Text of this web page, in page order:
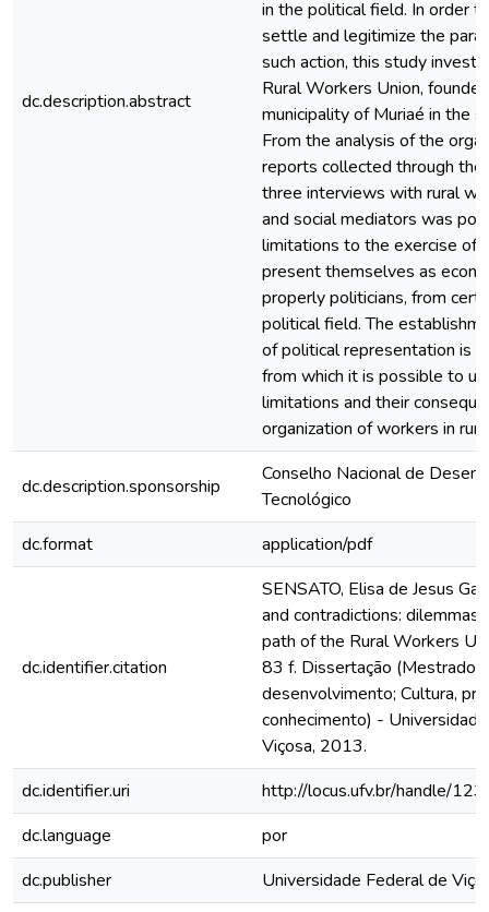
dc.description.abstract
in the political field. In order
settle and legitimize the
such action, this study
Rural Workers Union,
municipality of Muriaé in the
From the analysis of the
reports collected through
three interviews with rural
and social mediators was
limitations to the exercise of
present themselves as
properly politicians, from
political field. The
of political representation is
from which it is possible to
limitations and their
organization of workers in
dc.description.sponsorship
Conselho Nacional de
Tecnológico
dc.format
application/pdf
dc.identifier.citation
SENSATO, Elisa de Jesus
and contradictions: dilemmas
path of the Rural Workers
83 f. Dissertação (Mestrado
desenvolvimento; Cultura,
conhecimento) -
Viçosa, 2013.
dc.identifier.uri
http://locus.ufv.br/handle/
dc.language
por
dc.publisher
Universidade Federal de